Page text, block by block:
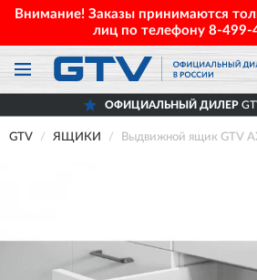
Внимание! Заказы принимаются
лиц по телефону 8-499-
ОФИЦИАЛЬНЫЙ ДИЛЕР
GTV ЯЩИКИ Выдвижной ящик GTV